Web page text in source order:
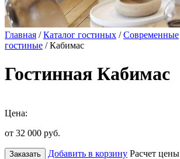
Главная /Каталог гостиных /Современные
гостиные / Кабимас
Гостинная Кабимас
Цена:
от 32 000 руб.
Заказать Добавить в корзину Расчет цены